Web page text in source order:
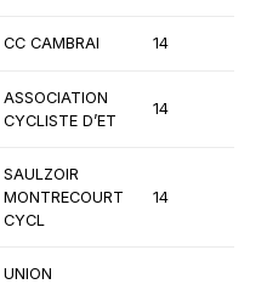
CC CAMBRAI 14
ASSOCIATION
CYCLISTE D’ET
14
SAULZOIR
MONTRECOURT
CYCL
14
UNION